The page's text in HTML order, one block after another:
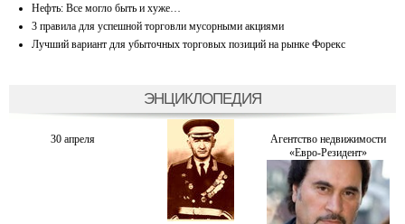
Нефть: Все могло быть и хуже…
3 правила для успешной торговли мусорными акциями
Лучший вариант для убыточных торговых позиций на рынке Форекс
ЭНЦИКЛОПЕДИЯ
30 апреля
Агентство недвижимости
«Евро-Резидент»